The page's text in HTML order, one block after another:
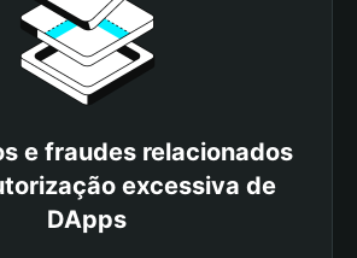
e fraudes relacionados
excessiva de
DApps